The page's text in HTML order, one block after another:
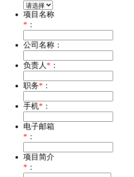
项目名称
* ：
公司名称：
负责人* ：
职务* ：
手机* ：
电子邮箱
* ：
项目简介
* ：